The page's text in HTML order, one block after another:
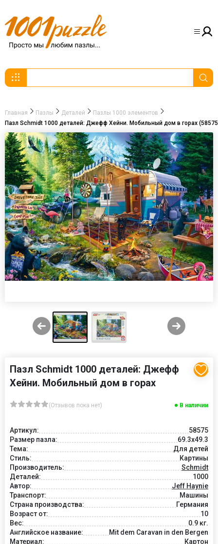
Главная Пазлы Деталей
Пазлы 1000 элементов
Пазл Schmidt 1000 деталей: Джефф Хейни. Мобильный дом в горах
Пазл Schmidt 1000 деталей: Джефф
Хейни. Мобильный дом в горах
(Отзывов пока нет) В наличии
Артикул:
58575
Размер пазла:
69.3x49.3
Тема:
Для детей
Стиль:
Картины
Производитель:
Schmidt
Деталей:
1000
Автор:
Jeff Haynie
Транспорт:
Машины
Страна производства:
Германия
Возраст от:
10
Вес:
0.9 кг.
Английское название:
Mit dem Caravan in den Bergen
Материал:
Картон